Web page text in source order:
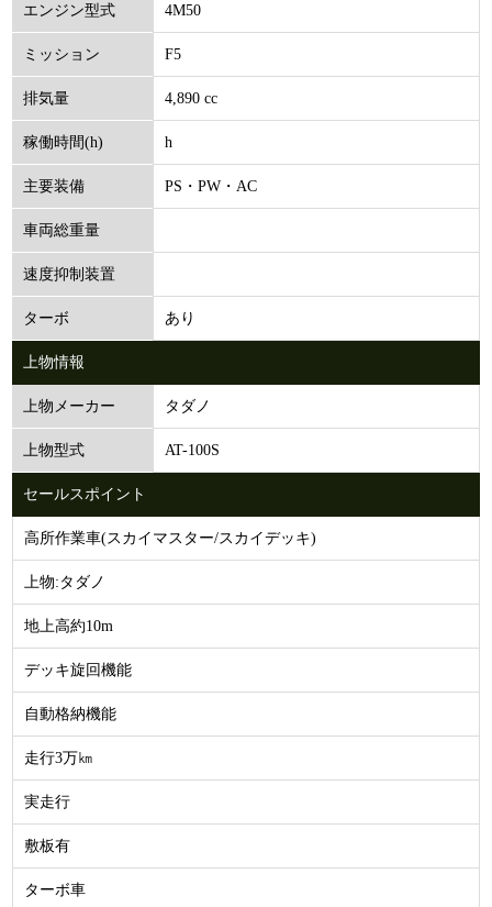
(円)
エンジン型式 4M50
ミッション F5
排気量 4,890 cc
稼働時間(h) h
主要装備 PS・PW・AC
車両総重量
速度抑制装置
ターボ あり
上物情報
上物メーカー タダノ
上物型式 AT-100S
セールスポイント
高所作業車(スカイマスター/スカイデッキ)
上物:タダノ
地上高約10m
デッキ旋回機能
自動格納機能
走行3万㎞
実走行
敷板有
ターボ車